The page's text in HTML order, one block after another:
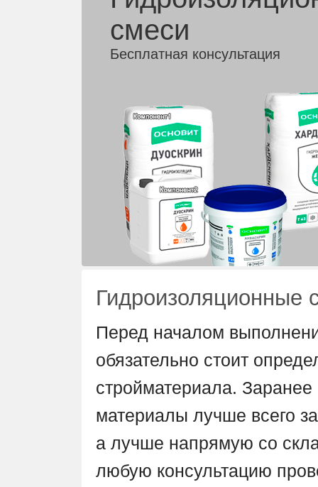
смеси
Бесплатная консультация
Гидроизоляционные
Перед началом
обязательно стоит
стройматериала. Заранее
материалы лучше всего
а лучше напрямую со
любую консультацию